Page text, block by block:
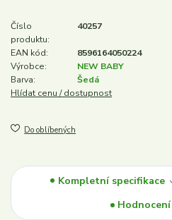
Číslo
produktu:
40257
EAN kód:
8596164050224
Výrobce:
NEW BABY
Barva:
Šedá
Hlídat cenu / dostupnost
Do oblíbených
Kompletní specifikace
Hodnocení